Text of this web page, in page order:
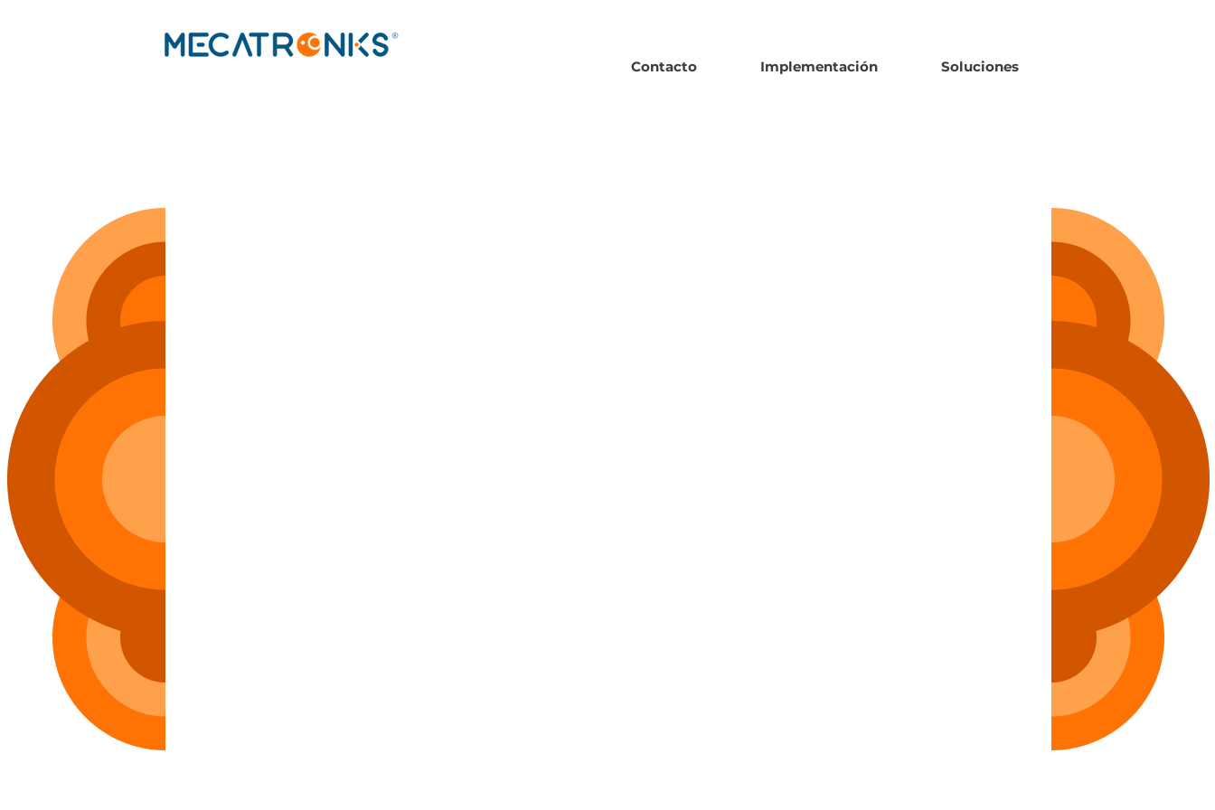
Contacto Implementación Soluciones